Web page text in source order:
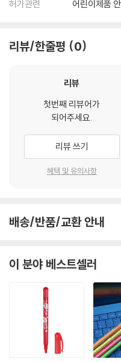
허가관련
어린이제품
리뷰/한줄평 0
리뷰
첫번째 리뷰어가
되어주세요.
리뷰 쓰기
혜택 및 유의사항
배송/반품/교환 안내
이 분야 베스트셀러